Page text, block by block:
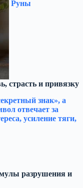
Руны
страсть и привязку
знак», а
отвечает за
усиление тяги,
разрушения и